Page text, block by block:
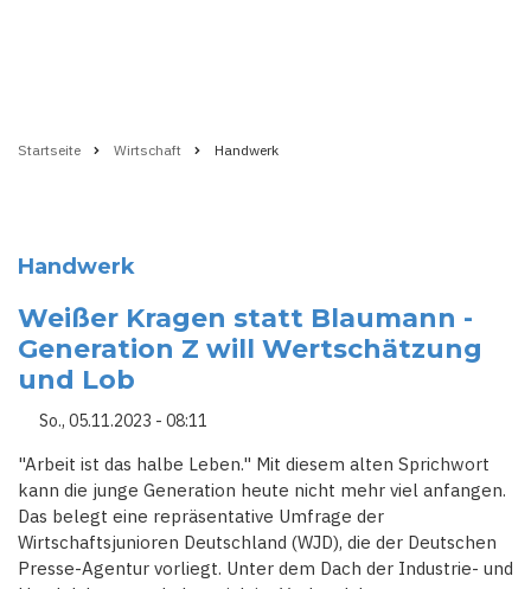
Startseite Wirtschaft Handwerk
Handwerk
Weißer Kragen statt Blaumann -
Generation Z will Wertschätzung
und Lob
So., 05.11.2023 - 08:11
"Arbeit ist das halbe Leben." Mit diesem alten Sprichwort
kann die junge Generation heute nicht mehr viel anfangen.
Das belegt eine repräsentative Umfrage der
Wirtschaftsjunioren Deutschland (WJD), die der Deutschen
Presse-Agentur vorliegt. Unter dem Dach der Industrie- und